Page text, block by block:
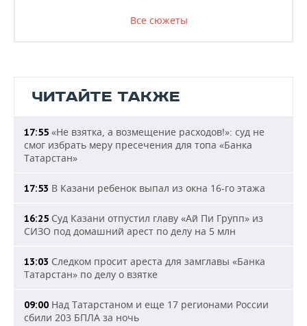
Все сюжеты
ЧИТАЙТЕ ТАКЖЕ
17:55 «Не взятка, а возмещение расходов!»: суд не
смог избрать меру пресечения для топа «Банка
Татарстан»
17:53 В Казани ребенок выпал из окна 16-го этажа
16:25 Суд Казани отпустил главу «Ай Пи Групп» из
СИЗО под домашний арест по делу на 5 млн
13:03 Следком просит ареста для замглавы «Банка
Татарстан» по делу о взятке
09:00 Над Татарстаном и еще 17 регионами России
сбили 203 БПЛА за ночь